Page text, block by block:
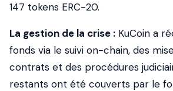
147 tokens ERC-20.
La gestion de la crise : KuCoin a
fonds via le suivi on-chain, des
contrats et des procédures
restants ont été couverts par le